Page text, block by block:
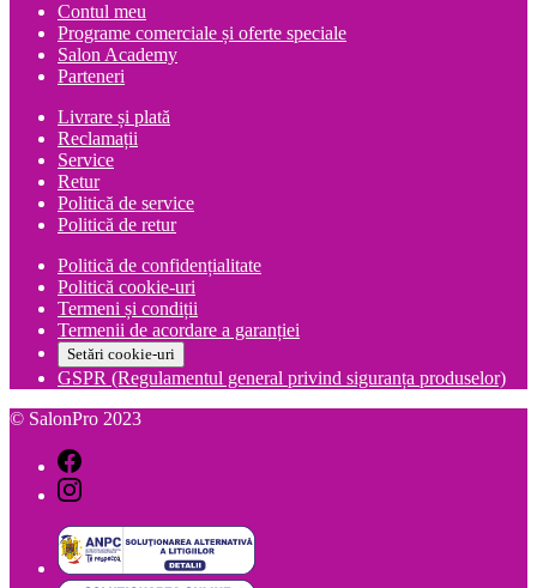
Contul meu
Programe comerciale și oferte speciale
Salon Academy
Parteneri
Livrare și plată
Reclamații
Service
Retur
Politică de service
Politică de retur
Politică de confidențialitate
Politică cookie-uri
Termeni și condiții
Termenii de acordare a garanției
Setări cookie-uri
GSPR (Regulamentul general privind siguranța produselor)
© SalonPro 2023